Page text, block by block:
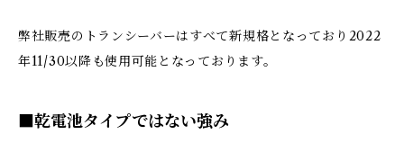
弊社販売のトランシーバーはすべて新規格となっており2022
年11/30以降も使用可能となっております。
■乾電池タイプではない強み